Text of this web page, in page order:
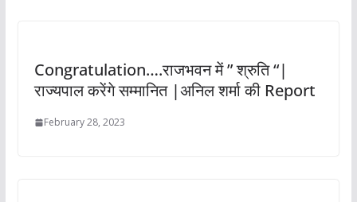
Congratulation….राजभवन में ” श्रुति “|
राज्यपाल करेंगे सम्मानित |अनिल शर्मा की Report
February 28, 2023